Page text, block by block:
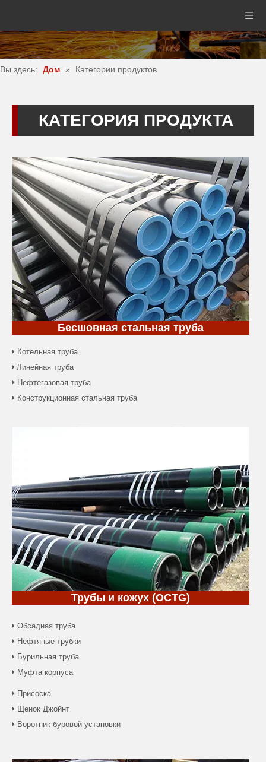
Вы здесь: Дом » Категории продуктов
КАТЕГОРИЯ ПРОДУКТА
Бесшовная стальная труба
 Котельная труба
 Линейная труба
 Нефтегазовая труба
 Конструкционная стальная труба
Трубы и кожух (OCTG)
 Обсадная труба
 Нефтяные трубки
 Бурильная труба
 Муфта корпуса
 Присоска
 Щенок Джойнт
 Воротник буровой установки